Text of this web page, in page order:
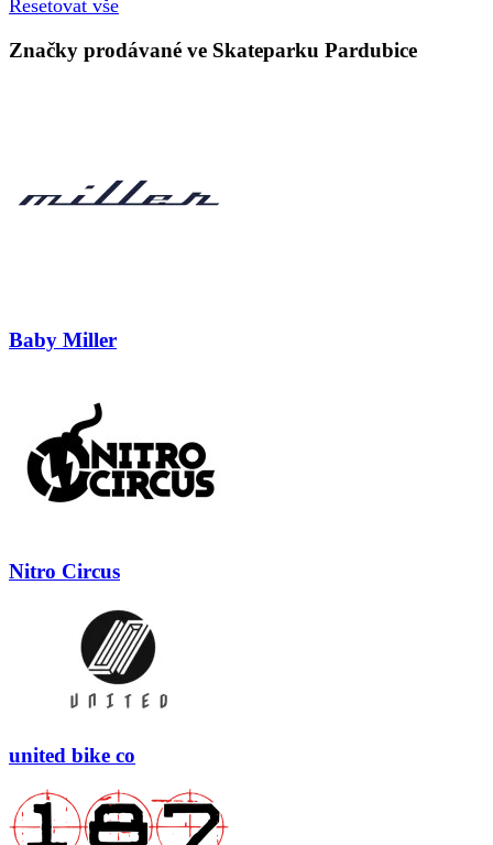
Resetovat vše
Značky prodávané ve Skateparku Pardubice
Baby Miller
Nitro Circus
united bike co